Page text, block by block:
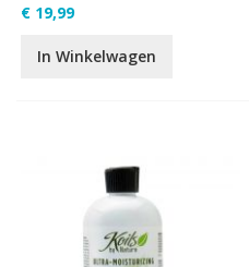
€ 19,99
In Winkelwagen